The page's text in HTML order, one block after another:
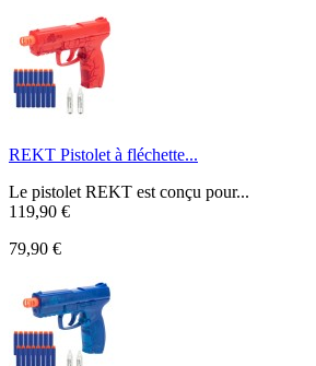
REKT Pistolet à fléchette...
Le pistolet REKT est conçu pour...
119,90 €
79,90 €